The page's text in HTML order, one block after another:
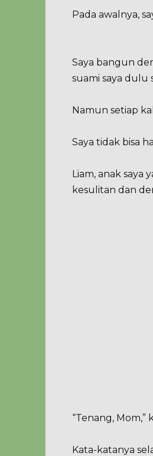
Pada awalnya,
Saya bangun
suami saya dulu
Namun setiap
Saya tidak bisa
Liam, anak saya
kesulitan dan
“Tenang,
Kata-katanya